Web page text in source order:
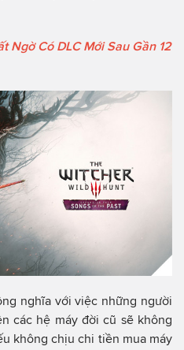
Ngờ Có DLC Mới Sau Gần 12
nghĩa với việc những người
các hệ máy đời cũ sẽ không
không chịu chi tiền mua máy